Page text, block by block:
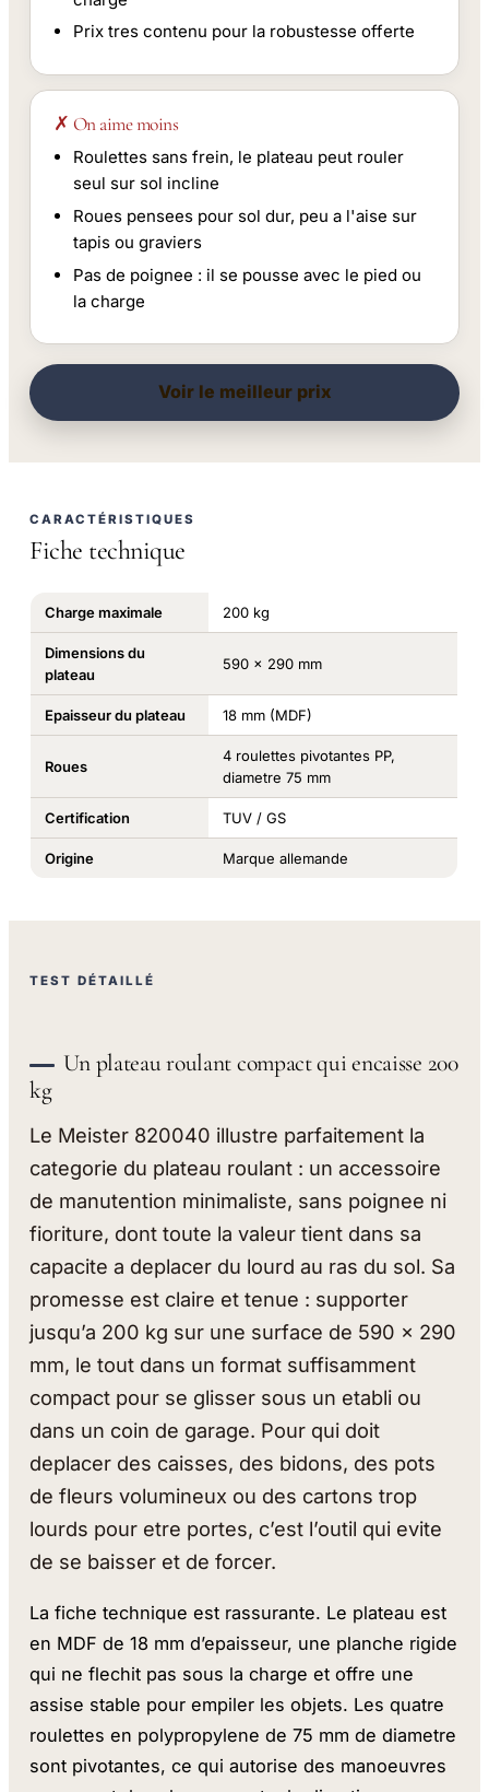
Prix tres contenu pour la robustesse offerte
✗ On aime moins
Roulettes sans frein, le plateau peut rouler
seul sur sol incline
Roues pensees pour sol dur, peu a l'aise sur
tapis ou graviers
Pas de poignee : il se pousse avec le pied ou
la charge
Voir le meilleur prix
CARACTÉRISTIQUES
Fiche technique
Charge maximale 200 kg
Dimensions du
plateau
590 x 290 mm
Epaisseur du plateau 18 mm (MDF)
Roues
4 roulettes pivotantes PP,
diametre 75 mm
Certification TUV / GS
Origine Marque allemande
TEST DÉTAILLÉ
Un plateau roulant compact qui encaisse 200
kg
Le Meister 820040 illustre parfaitement la
categorie du plateau roulant : un accessoire
de manutention minimaliste, sans poignee ni
fioriture, dont toute la valeur tient dans sa
capacite a deplacer du lourd au ras du sol. Sa
promesse est claire et tenue : supporter
jusqu’a 200 kg sur une surface de 590 x 290
mm, le tout dans un format suffisamment
compact pour se glisser sous un etabli ou
dans un coin de garage. Pour qui doit
deplacer des caisses, des bidons, des pots
de fleurs volumineux ou des cartons trop
lourds pour etre portes, c’est l’outil qui evite
de se baisser et de forcer.
La fiche technique est rassurante. Le plateau est
en MDF de 18 mm d’epaisseur, une planche rigide
qui ne flechit pas sous la charge et offre une
assise stable pour empiler les objets. Les quatre
roulettes en polypropylene de 75 mm de diametre
sont pivotantes, ce qui autorise des manoeuvres